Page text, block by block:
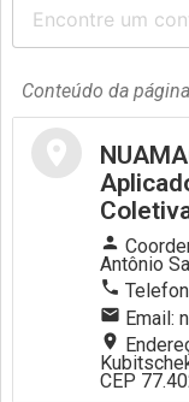
Defensoria no
Diretorias
Gabinete
Corregedoria Geral
Núcleos
Conteúdo da
location_on
person
Antônio
phone
mail Email:
location_on
CEP